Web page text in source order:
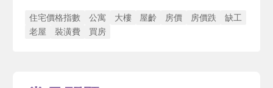
住宅價格指數 公寓 大樓 屋齡 房價 房價跌
缺工
老屋
裝潢費 買房